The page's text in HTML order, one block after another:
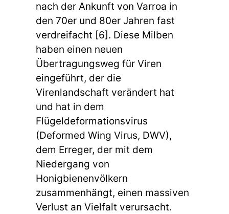
nach der Ankunft von Varroa in
den 70er und 80er Jahren fast
verdreifacht [6]. Diese Milben
haben einen neuen
Übertragungsweg für Viren
eingeführt, der die
Virenlandschaft verändert hat
und hat in dem
Flügeldeformationsvirus
(Deformed Wing Virus, DWV),
dem Erreger, der mit dem
Niedergang von
Honigbienenvölkern
zusammenhängt, einen massiven
Verlust an Vielfalt verursacht.